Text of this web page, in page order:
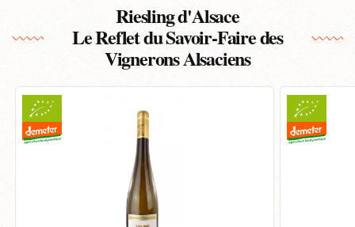
Riesling d'Alsace
Le Reflet du Savoir-Faire des
Vignerons Alsaciens